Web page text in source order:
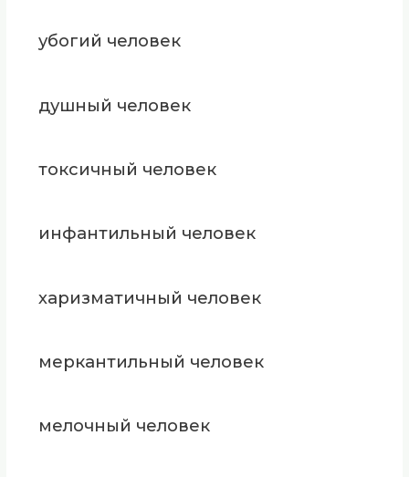
убогий человек
душный человек
токсичный человек
инфантильный человек
харизматичный человек
меркантильный человек
мелочный человек